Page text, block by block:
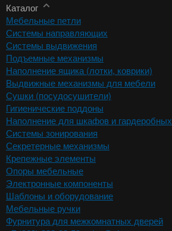
Каталог
Мебельные петли
Системы направляющих
Системы выдвижения
Подъемные механизмы
Наполнение ящика (лотки, коврики)
Выдвижные механизмы для мебели
Сушки (посудосушители)
Гигиенические поддоны
Наполнение для шкафов и гардеробных
Системы зонирования
Секретерные механизмы
Крепежные элементы
Опоры мебельные
Электронные компоненты
Шаблоны и оборудование
Мебельные ручки
Фурнитура для межкомнатных дверей